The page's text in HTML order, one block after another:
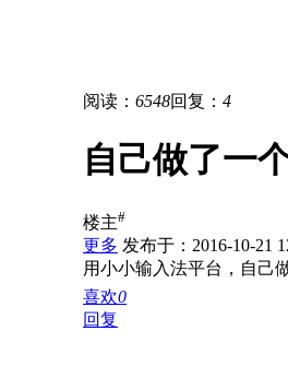
阅读： 6548回复： 4
自己做了一
楼主#
更多 发布于：2016-10-21
用小小输入法平台，自己
喜欢0
回复